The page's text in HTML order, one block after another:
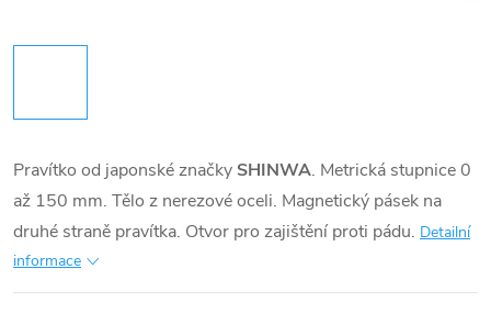
Pravítko od japonské značky SHINWA. Metrická stupnice 0
až 150 mm. Tělo z nerezové oceli. Magnetický pásek na
druhé straně pravítka. Otvor pro zajištění proti pádu. Detailní
informace